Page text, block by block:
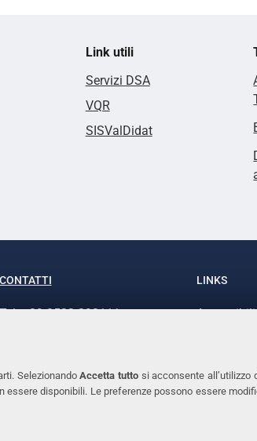
SelezionandoAccetta tutto si acconsente all’utilizzo
disponibili. Le preferenze possono essere
Link utili
Servizi DSA
VQR
SISValDidat
CONTATTI
+39 0532 293111
LINKS
Cookies